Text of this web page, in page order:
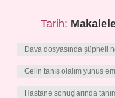
Tarih:
Dava dosyasında şüpheli
Gelin tanış olalım yunus
Hastane sonuçlarında